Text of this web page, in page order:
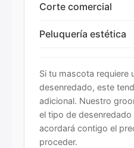
Corte comercial
Peluquería estética
Si tu mascota requiere
desenredado, este
adicional. Nuestro
el tipo de desenredado
acordará contigo el
proceder.